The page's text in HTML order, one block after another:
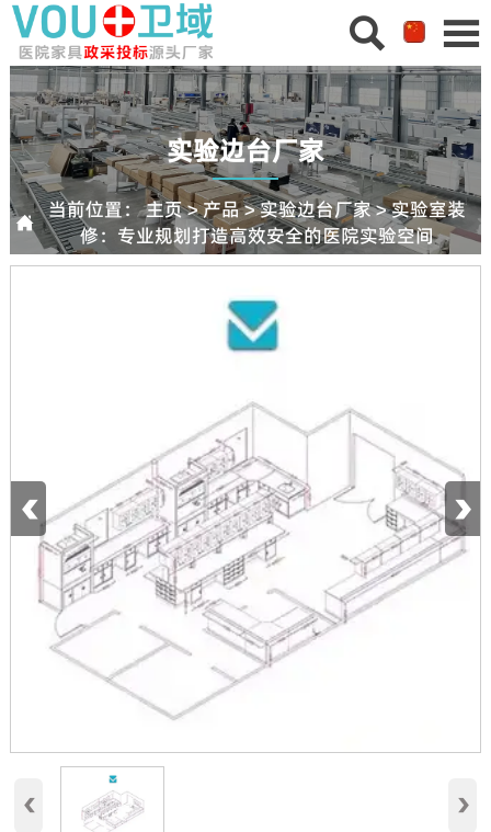
 
实验边台厂家
 当前位置：主页>产品>实验边台厂家>实验室装
修：专业规划打造高效安全的医院实验空间
‹ ›
‹ ›